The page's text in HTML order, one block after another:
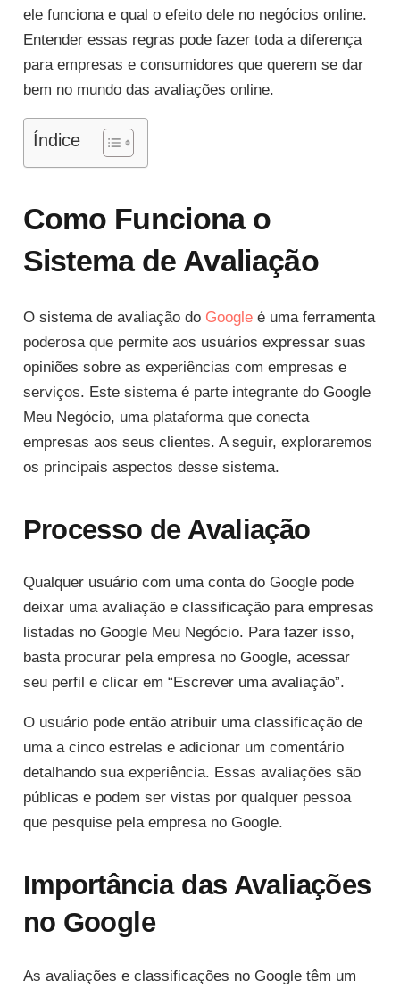
ele funciona e qual o efeito dele no negócios online.
Entender essas regras pode fazer toda a diferença
para empresas e consumidores que querem se dar
bem no mundo das avaliações online.
Índice
Como Funciona o
Sistema de Avaliação
O sistema de avaliação do Googleé uma ferramenta
poderosa que permite aos usuários expressar suas
opiniões sobre as experiências com empresas e
serviços. Este sistema é parte integrante do Google
Meu Negócio, uma plataforma que conecta
empresas aos seus clientes. A seguir, exploraremos
os principais aspectos desse sistema.
Processo de Avaliação
Qualquer usuário com uma conta do Google pode
deixar uma avaliação e classificação para empresas
listadas no Google Meu Negócio. Para fazer isso,
basta procurar pela empresa no Google, acessar
seu perfil e clicar em “Escrever uma avaliação”.
O usuário pode então atribuir uma classificação de
uma a cinco estrelas e adicionar um comentário
detalhando sua experiência. Essas avaliações são
públicas e podem ser vistas por qualquer pessoa
que pesquise pela empresa no Google.
Importância das Avaliações
no Google
As avaliações e classificações no Google têm um